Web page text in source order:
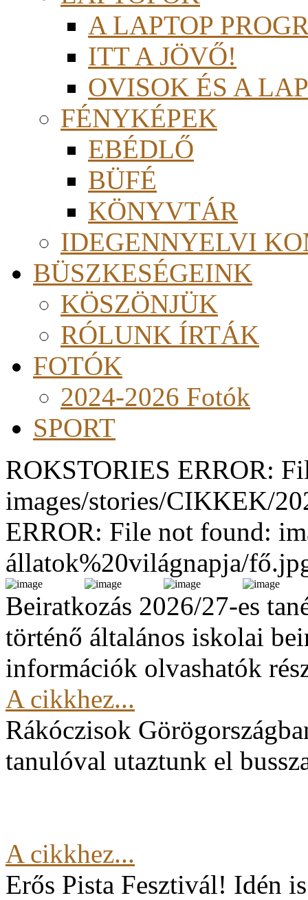
A LAPTOP
ITT A JÖVŐ!
OVISOK ÉS A
FÉNYKÉPEK
EBÉDLŐ
BÜFÉ
KÖNYVTÁR
IDEGENNYELVI
BÜSZKESÉGEINK
KÖSZÖNJÜK
RÓLUNK ÍRTÁK
FOTÓK
2024-2026 Fotók
SPORT
ROKSTORIES ERROR:
images/stories/CIKKEK/
ERROR: File not found:
állatok%20világnapja/
Beiratkozás 2026/27-es
történő általános iskolai
információk olvashatók
A cikkhez...
Rákóczisok
tanulóval utaztunk el
A cikkhez...
Erős Pista Fesztivál! Idén